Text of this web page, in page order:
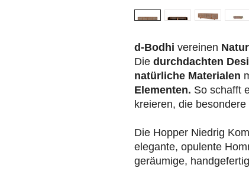
d-Bodhi vereinen
Die durchdachten
natürliche Materialen
Elementen. So schafft
kreieren, die besondere
Die Hopper Niedrig
elegante, opulente
geräumige,